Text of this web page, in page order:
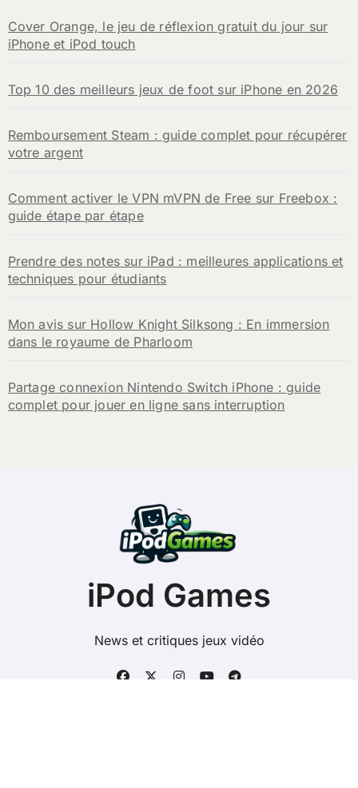
Cover Orange, le jeu de réflexion gratuit du jour sur
iPhone et iPod touch
Top 10 des meilleurs jeux de foot sur iPhone en 2026
Remboursement Steam : guide complet pour récupérer
votre argent
Comment activer le VPN mVPN de Free sur Freebox :
guide étape par étape
Prendre des notes sur iPad : meilleures applications et
techniques pour étudiants
Mon avis sur Hollow Knight Silksong : En immersion
dans le royaume de Pharloom
Partage connexion Nintendo Switch iPhone : guide
complet pour jouer en ligne sans interruption
iPod Games
News et critiques jeux vidéo